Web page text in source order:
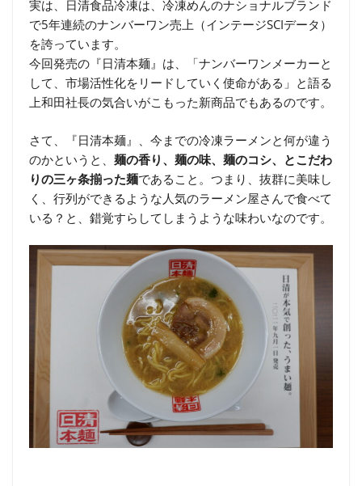
実は、日清食品冷凍は、冷凍めんのナショナルブランド
で5年連続のナンバーワン売上（インテージSCIデータ）
を誇っています。
今回発売の『日清本麺』は、「ナンバーワンメーカーと
して、市場活性化をリードしていく使命がある」と語る
上和田社長の気合いがこもった新商品でもあるのです。
さて、『日清本麺』、今までの冷凍ラーメンと何が違う
のかというと、 麺の香り、麺の味、麺のコシ、とこだわ
りの三ヶ条揃った麺であること。つまり、抜群に美味し
く、行列ができるような人気のラーメン屋さんで食べて
いる？と、錯覚すらしてしまうような味わいなのです。